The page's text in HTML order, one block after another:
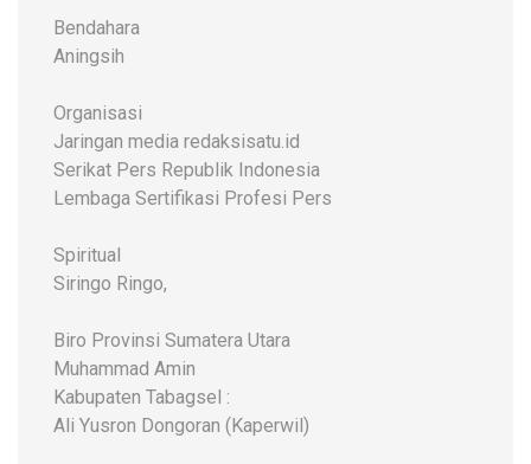
Bendahara
Aningsih
Organisasi
Jaringan media redaksisatu.id
Serikat Pers Republik Indonesia
Lembaga Sertifikasi Profesi Pers
Spiritual
Siringo Ringo,
Biro Provinsi Sumatera Utara
Muhammad Amin
Kabupaten Tabagsel :
Ali Yusron Dongoran (Kaperwil)